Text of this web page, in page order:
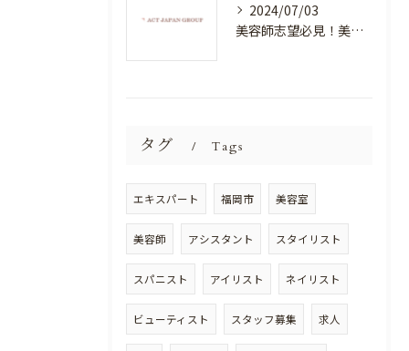
2024/07/03
美容師志望必見！美容室NEWSTANDARDで最高のスキルアップを目指そう！
タグ Tags
エキスパート 福岡市 美容室
美容師 アシスタント スタイリスト
スパニスト アイリスト ネイリスト
ビューティスト スタッフ募集 求人